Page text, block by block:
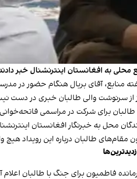
محلی به افغانستان اینترنشنال خبر
منابع، آقای بریال هنگام حضور در
از سرنوشت والی طالبان خبری در دست
طالبان برای شرکت در مراسمی
محل به خبرنگار افغانستان
مقام‌های طالبان درباره این رویداد